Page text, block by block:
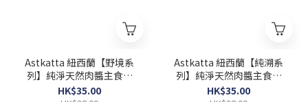
Astkatta 紐西蘭【野境系
列】純淨天然肉醬主食罐
180g - 羊肉&兔肉&鹿肉
HK$35.00
Astkatta 紐西蘭【純溯系
列】純淨天然肉醬主食罐
180g - 純鹿肉
HK$35.00